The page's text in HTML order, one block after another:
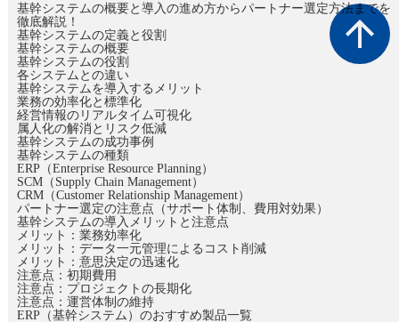
arrow_upward
基幹システムの概要と導入の進め方からパートナー選定方法までを
徹底解説！
基幹システムの定義と役割
基幹システムの概要
基幹システムの役割
各システムとの違い
基幹システムを導入するメリット
業務の効率化と標準化
経営情報のリアルタイム可視化
属人化の解消とリスク低減
基幹システムの成功事例
基幹システムの種類
ERP（Enterprise Resource Planning）
SCM（Supply Chain Management）
CRM（Customer Relationship Management）
パートナー選定の注意点（サポート体制、費用対効果）
基幹システムの導入メリットと注意点
メリット：業務効率化
メリット：データ一元管理によるコスト削減
メリット：意思決定の迅速化
注意点：初期費用
注意点：プロジェクトの長期化
注意点：運営体制の維持
ERP（基幹システム）のおすすめ製品一覧